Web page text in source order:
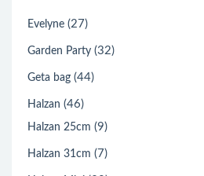
Evelyne (27)
Garden Party (32)
Geta bag (44)
Halzan (46)
Halzan 25cm (9)
Halzan 31cm (7)